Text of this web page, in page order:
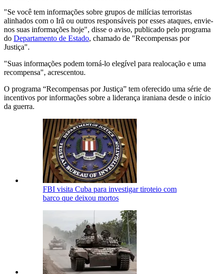
"Se você tem informações sobre grupos de milícias terroristas
alinhados com o Irã ou outros responsáveis por esses ataques, envie-
nos suas informações hoje", disse o aviso, publicado pelo programa
do Departamento de Estado, chamado de "Recompensas por
Justiça".
"Suas informações podem torná-lo elegível para realocação e uma
recompensa", acrescentou.
O programa “Recompensas por Justiça” tem oferecido uma série de
incentivos por informações sobre a liderança iraniana desde o início
da guerra.
FBI visita Cuba para investigar tiroteio com
barco que deixou mortos